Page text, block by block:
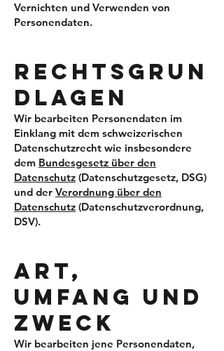
Vernichten und Verwenden von
Personendaten.
RECHTSGRU N
DLAGEN
Wir bearbeiten Personendaten im
Einklang mit dem schweizerischen
Datenschutzrecht wie insbesondere
dem Bundesgesetz über den
Datenschutz (Datenschutzgesetz, DSG)
und der Verordnung über den
Datenschutz (Datenschutzverordnung,
DSV).
ART,
UMFANG UND
ZWECK
Wir bearbeiten jene Personendaten,